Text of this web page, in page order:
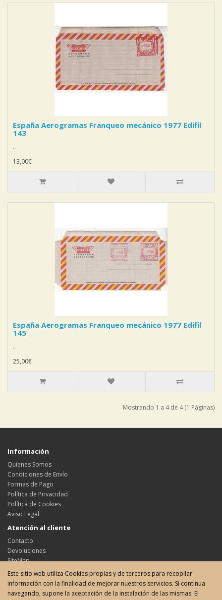
España Aerogramas Franqueo mecánico 1977 Edifil
143
..
13,00€
España Aerogramas Franqueo mecánico 1977 Edifil
145
..
25,00€
Mostrando 1 a 4 de 4 (1 Páginas)
Información
Quienes Somos
Condiciones de Envío
Formas de Pago
Política de Privacidad
Política de Cookies
Aviso Legal
Atención al cliente
Contacto
Devoluciones
SiteMap
Su cuenta
Su cuenta
Historial de pedidos
Este sitio web utiliza Cookies propias y de terceros para recopilar
información con la finalidad de mejorar nuestros servicios. Si continua
navegando, supone la aceptación de la instalación de las mismas. El